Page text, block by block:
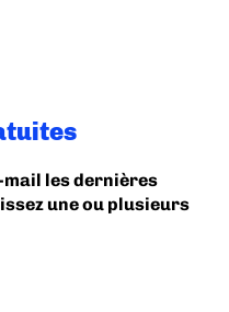
mail les dernières
une ou plusieurs